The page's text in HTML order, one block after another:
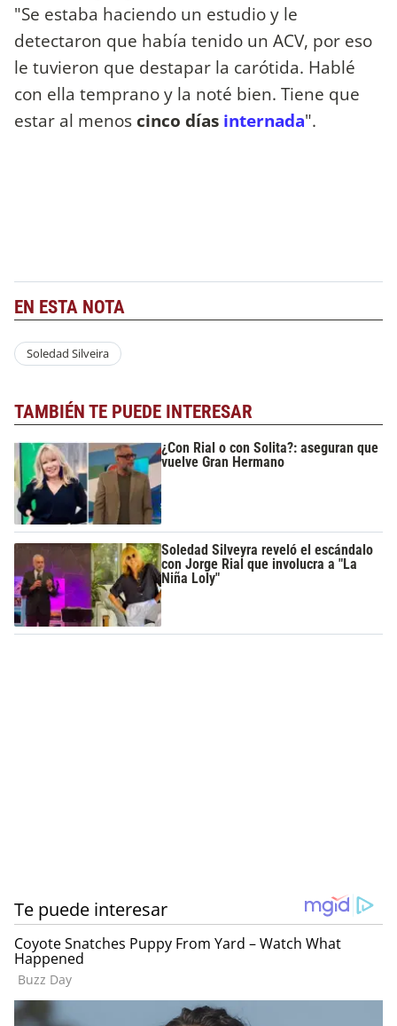
"Se estaba haciendo un estudio y le
detectaron que había tenido un ACV, por eso
le tuvieron que destapar la carótida. Hablé
con ella temprano y la noté bien. Tiene que
estar al menos cinco días internada".
EN ESTA NOTA
Soledad Silveira
TAMBIÉN TE PUEDE INTERESAR
¿Con Rial o con Solita?: aseguran que
vuelve Gran Hermano
Soledad Silveyra reveló el escándalo
con Jorge Rial que involucra a "La
Niña Loly"